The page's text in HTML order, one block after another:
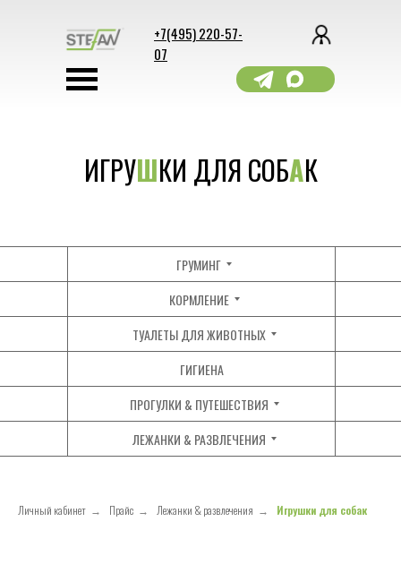
+7(495) 220-57-
07
ИГРУШКИ ДЛЯ СОБАК
ГРУМИНГ
ГИГИЕНА
КОРМЛЕНИЕ
ТУАЛЕТЫ ДЛЯ ЖИВОТНЫХ
ЛЕЖАНКИ & РАЗВЛЕЧЕНИЯ
ПРОГУЛКИ & ПУТЕШЕСТВИЯ
Личный кабинет → Прайс → Лежанки & развлечения → Игрушки для собак